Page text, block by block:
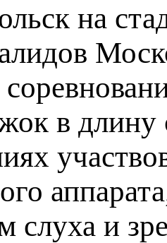
на
в длину
слуха и